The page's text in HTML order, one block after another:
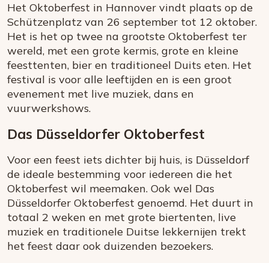
Het Oktoberfest in Hannover vindt plaats op de
Schützenplatz van 26 september tot 12 oktober.
Het is het op twee na grootste Oktoberfest ter
wereld, met een grote kermis, grote en kleine
feesttenten, bier en traditioneel Duits eten. Het
festival is voor alle leeftijden en is een groot
evenement met live muziek, dans en
vuurwerkshows.
Das Düsseldorfer Oktoberfest
Voor een feest iets dichter bij huis, is Düsseldorf
de ideale bestemming voor iedereen die het
Oktoberfest wil meemaken. Ook wel Das
Düsseldorfer Oktoberfest genoemd. Het duurt in
totaal 2 weken en met grote biertenten, live
muziek en traditionele Duitse lekkernijen trekt
het feest daar ook duizenden bezoekers.